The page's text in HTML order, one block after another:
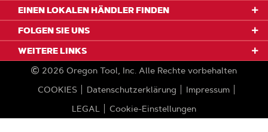
EINEN LOKALEN HÄNDLER FINDEN
FOLGEN SIE UNS
WEITERE LINKS
2026 Oregon Tool, Inc. Alle Rechte vorbehalten
COOKIES
Datenschutzerklärung
Impressum
LEGAL
Cookie-Einstellungen